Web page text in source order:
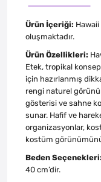
Ürün İçeriği:
oluşmaktadır.
Ürün Özellikleri:
Etek, tropikal
için hazırlanmış
rengi naturel
gösterisi ve sahne
sunar. Hafif ve
organizasyonlar,
kostüm
Beden Seçenekleri:
40 cm’dir.